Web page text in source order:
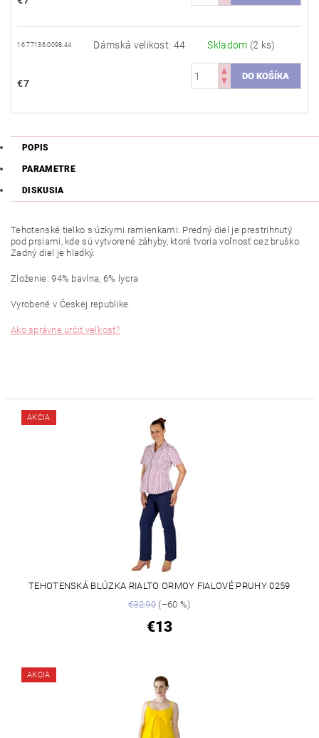
16.77136.0098.44 Dámská velikost: 44 Skladom (2 ks)
€7
POPIS
PARAMETRE
DISKUSIA
Tehotenské tielko s úzkymi ramienkami. Predný diel je prestrihnutý
pod prsiami, kde sú vytvorené záhyby, ktoré tvoria voľnosť cez bruško.
Zadný diel je hladký.
Zloženie: 94% bavlna, 6% lycra
Vyrobené v Českej republike.
Ako správne určiť veľkosť?
AKCIA
TEHOTENSKÁ BLÚZKA RIALTO ORMOY FIALOVÉ PRUHY 0259
€32,90(–60 %)
€13
AKCIA